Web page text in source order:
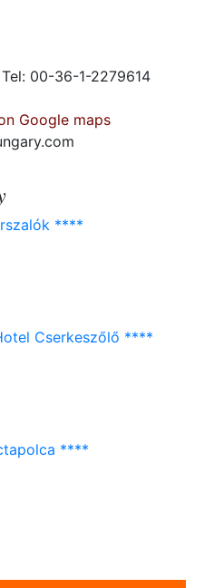
00-36-1-2279614
Google maps
****
Cserkeszőlő ****
****